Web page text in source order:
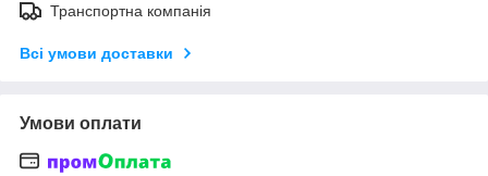
Транспортна компанія
Всі умови доставки
Умови оплати